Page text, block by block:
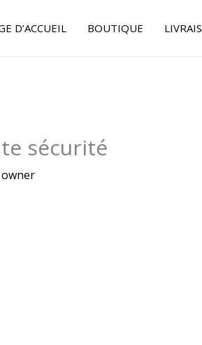
D’ACCUEIL BOUTIQUE
sécurité
owner